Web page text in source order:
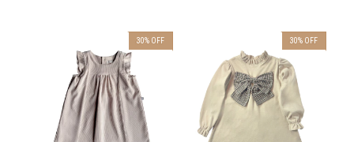
30% OFF 30% OFF